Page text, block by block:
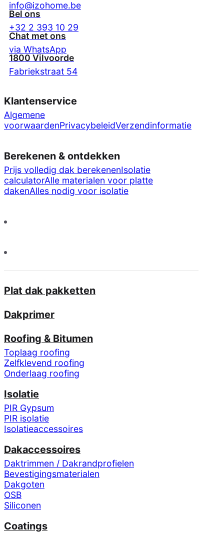
info@izohome.be
Bel ons
+32 2 393 10 29
Chat met ons
via WhatsApp
1800 Vilvoorde
Fabriekstraat 54
Klantenservice
Algemene
voorwaardenPrivacybeleidVerzendinformatie
Berekenen & ontdekken
Prijs volledig dak berekenenIsolatie
calculatorAlle materialen voor platte
dakenAlles nodig voor isolatie
Plat dak pakketten
Dakprimer
Roofing & Bitumen
Toplaag roofing
Zelfklevend roofing
Onderlaag roofing
Isolatie
PIR Gypsum
PIR isolatie
Isolatieaccessoires
Dakaccessoires
Daktrimmen / Dakrandprofielen
Bevestigingsmaterialen
Dakgoten
OSB
Siliconen
Coatings